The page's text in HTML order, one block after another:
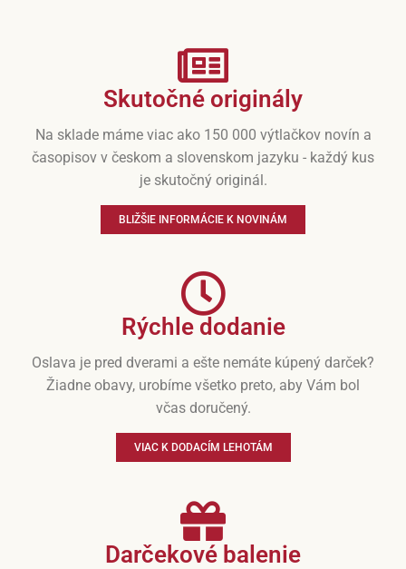
Skutočné originály
Na sklade máme viac ako 150 000 výtlačkov novín a
časopisov v českom a slovenskom jazyku - každý kus
je skutočný originál.
BLIŽŠIE INFORMÁCIE K NOVINÁM
Rýchle dodanie
Oslava je pred dverami a ešte nemáte kúpený darček?
Žiadne obavy, urobíme všetko preto, aby Vám bol
včas doručený.
VIAC K DODACÍM LEHOTÁM
Darčekové balenie